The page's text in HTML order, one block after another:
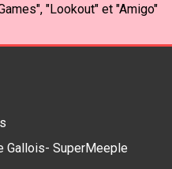
"Lookout" et "Amigo"
Gallois- SuperMeeple